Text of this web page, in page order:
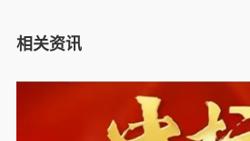
相关资讯